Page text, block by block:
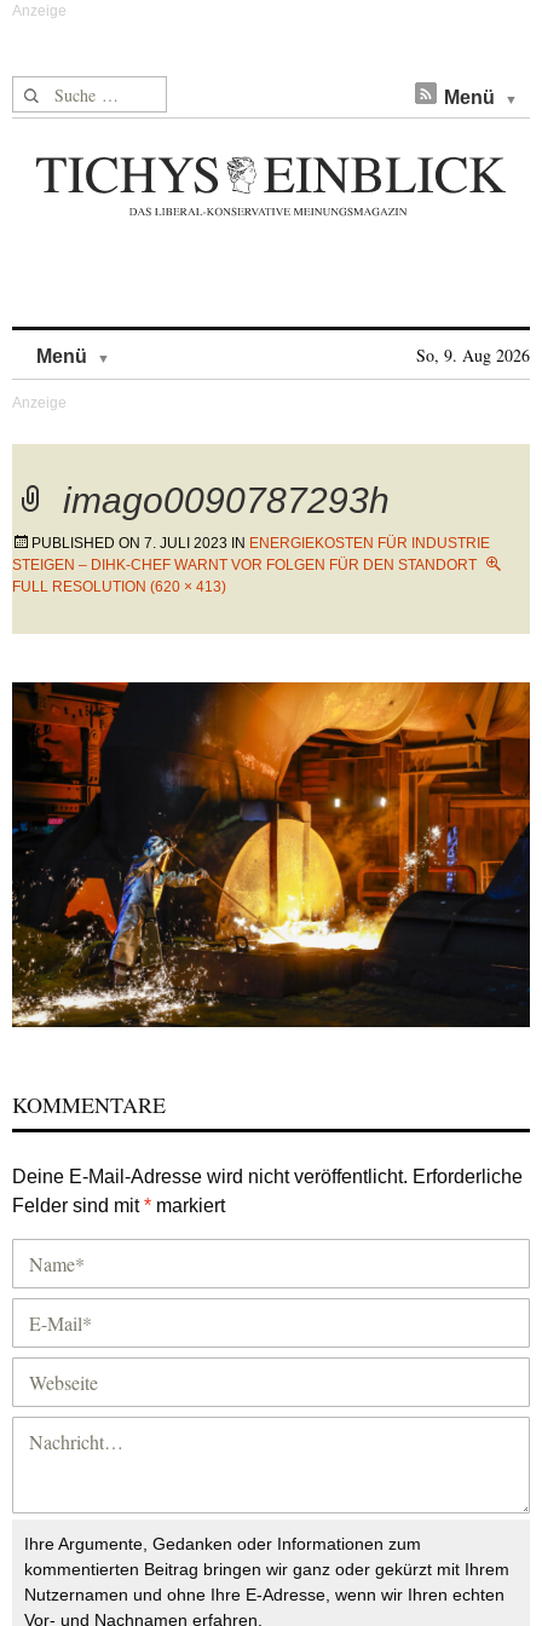
Suche nach: Menü
Menü So, 9. Aug 2026
imago0090787293h
PUBLISHED ON 7. JULI 2023 IN ENERGIEKOSTEN FÜR INDUSTRIE
STEIGEN – DIHK-CHEF WARNT VOR FOLGEN FÜR DEN STANDORT
FULL RESOLUTION (620 × 413)
KOMMENTARE
Deine E-Mail-Adresse wird nicht veröffentlicht. Erforderliche
Felder sind mit* markiert
Ihre Argumente, Gedanken oder Informationen zum
kommentierten Beitrag bringen wir ganz oder gekürzt mit Ihrem
Nutzernamen und ohne Ihre E-Adresse, wenn wir Ihren echten
Vor- und Nachnamen erfahren.